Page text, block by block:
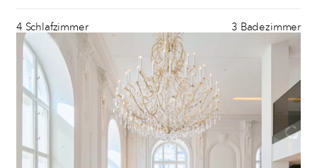
4 Schlafzimmer 3 Badezimmer